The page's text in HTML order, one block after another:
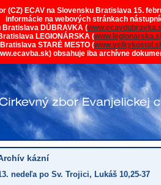
(CZ) ECAV na Slovensku Bratislava 15.
informácie na webových stránkach
Bratislava DÚBRAVKA (
LEGIONÁRSKA (
STARÉ MESTO (
obsahuje iba archívne
kázní
nedeľa po Sv. Trojici, Lukáš 10,25-37